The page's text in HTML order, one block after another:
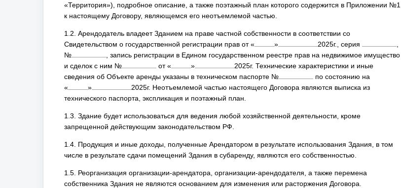
«Территория»), подробное описание, а также поэтажный план которого содержится в Приложении №1
к настоящему Договору, являющемся его неотъемлемой частью.
1.2. Арендодатель владеет Зданием на праве частной собственности в соответствии со
Свидетельством о государственной регистрации прав от« » 2025г., серия
№
, запись регистрации в Едином государственном реестре прав на недвижимое имущество
и сделок с ним №
от« » 2025г. Технические характеристики и иные
сведения об Объекте аренды указаны в техническом паспорте №
по состоянию на
«
» 2025г. Неотъемлемой частью настоящего Договора являются выписка из
технического паспорта, экспликация и поэтажный план.
1.3. Здание будет использоваться для ведения любой хозяйственной деятельности, кроме
запрещенной действующим законодательством РФ.
1.4. Продукция и иные доходы, полученные Арендатором в результате использования Здания, в том
числе в результате сдачи помещений Здания в субаренду, являются его собственностью.
1.5. Реорганизация организации-арендатора, организации-арендодателя, а также перемена
собственника Здания не являются основанием для изменения или расторжения Договора.